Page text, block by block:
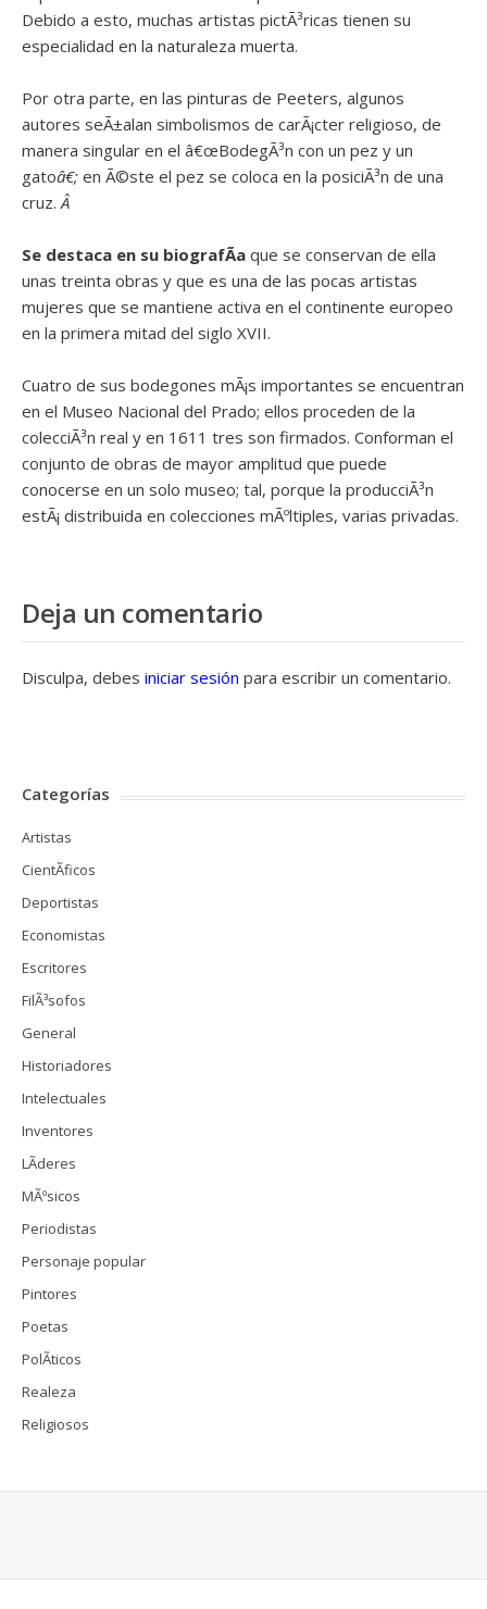
Debido a esto, muchas artistas pictÃ³ricas tienen su
especialidad en la naturaleza muerta.
Por otra parte, en las pinturas de Peeters, algunos
autores seÃ±alan simbolismos de carÃ¡cter religioso, de
manera singular en el â€œBodegÃ³n con un pez y un
gatoâ€; en Ã©ste el pez se coloca en la posiciÃ³n de una
cruz. Â
Se destaca en su biografÃ­a que se conservan de ella
unas treinta obras y que es una de las pocas artistas
mujeres que se mantiene activa en el continente europeo
en la primera mitad del siglo XVII.
Cuatro de sus bodegones mÃ¡s importantes se encuentran
en el Museo Nacional del Prado; ellos proceden de la
colecciÃ³n real y en 1611 tres son firmados. Conforman el
conjunto de obras de mayor amplitud que puede
conocerse en un solo museo; tal, porque la producciÃ³n
estÃ¡ distribuida en colecciones mÃºltiples, varias privadas.
Deja un comentario
Disculpa, debes iniciar sesión para escribir un comentario.
Categorías
Artistas
CientÃ­ficos
Deportistas
Economistas
Escritores
FilÃ³sofos
General
Historiadores
Intelectuales
Inventores
LÃ­deres
MÃºsicos
Periodistas
Personaje popular
Pintores
Poetas
PolÃ­ticos
Realeza
Religiosos